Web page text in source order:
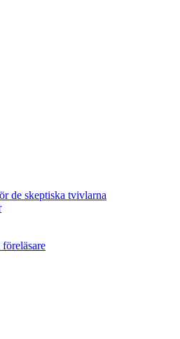
de skeptiska tvivlarna